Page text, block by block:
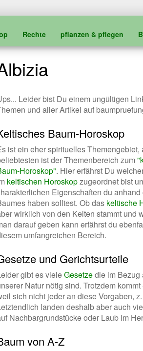
Rechte pflanzen & pflegen
Leider bist Du einem ungültigen
und aller Artikel auf
Baum-Horoskop
ist ein eher spirituelles Themengebiet,
ist der Themenbereich zum
Horoskop". Hier erfährst Du
keltischen Horoskopzugeordnet bist
Eigenschaften du
haben solltest. Ob das keltische
wirklich von den Kelten stammt und
darauf geben kann erfährst du
umfangreichen Bereich.
und Gerichtsurteile
gibt es vieleGesetzedie im Bezug
Natur nötig sind. Trotzdem
sich nicht jeder an diese Vorgaben,
landen deshalb aber auch
Nachbargrundstücke oder Laub im
von A-Z